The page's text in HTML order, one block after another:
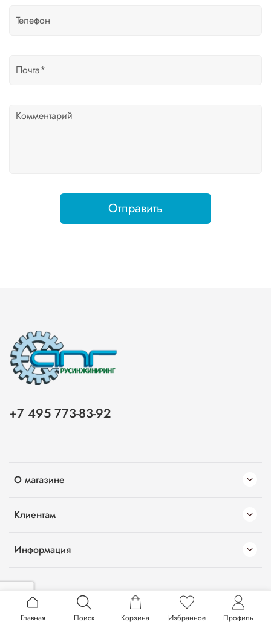
Отправить
О магазине
Клиентам
Информация
+7 495 773-83-92
Главная Поиск Корзина Избранное Профиль